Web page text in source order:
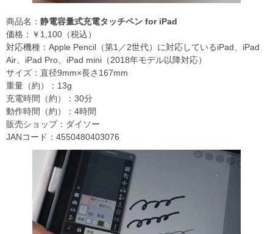
商品名： 静電容量式充電タッチペン for iPad
価格：￥1,100（税込）
対応機種：Apple Pencil（第1／2世代）に対応しているiPad、iPad
Air、iPad Pro、iPad mini（2018年モデル以降対応）
サイズ：直径9mm×長さ167mm
重量（約）：13g
充電時間（約）：30分
動作時間（約）：4時間
販売ショップ：ダイソー
JANコード：4550480403076